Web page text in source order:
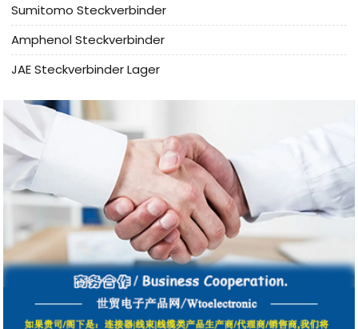
Sumitomo Steckverbinder
Amphenol Steckverbinder
JAE Steckverbinder Lager